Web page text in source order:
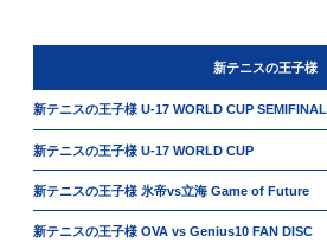
新テニスの王子様
新テニスの王子様 U-17 WORLD CUP SEMIFINAL
新テニスの王子様 U-17 WORLD CUP
新テニスの王子様 氷帝vs立海 Game of Future
新テニスの王子様 OVA vs Genius10 FAN DISC